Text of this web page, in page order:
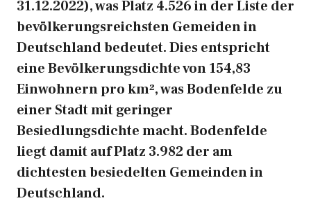
31.12.2022), was Platz 4.526 in der Liste der
bevölkerungsreichsten Gemeiden in
Deutschland bedeutet. Dies entspricht
eine Bevölkerungsdichte von 154,83
Einwohnern pro km², was Bodenfelde zu
einer Stadt mit geringer
Besiedlungsdichte macht. Bodenfelde
liegt damit auf Platz 3.982 der am
dichtesten besiedelten Gemeinden in
Deutschland.